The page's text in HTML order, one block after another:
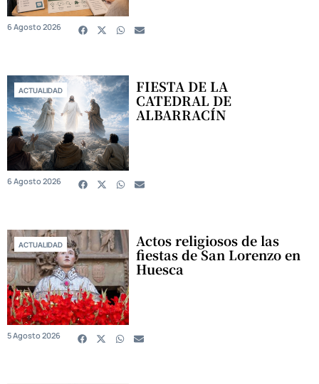
6 Agosto 2026
ACTUALIDAD FIESTA DE LA
CATEDRAL DE
ALBARRACÍN
6 Agosto 2026
ACTUALIDAD Actos religiosos de las
fiestas de San Lorenzo en
Huesca
5 Agosto 2026